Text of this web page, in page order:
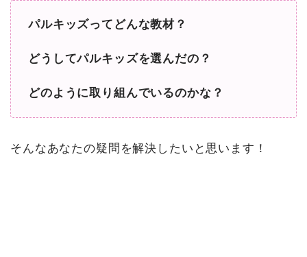
パルキッズってどんな教材？
どうしてパルキッズを選んだの？
どのように取り組んでいるのかな？
そんなあなたの疑問を解決したいと思います！